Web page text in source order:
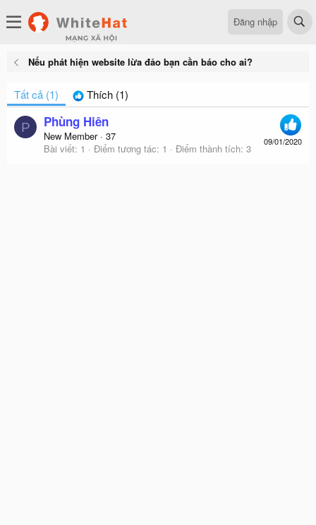
Đăng nhập
Nếu phát hiện website lừa đảo bạn cần báo cho ai?
Tất cả (1) Thích (1)
P
09/01/2020
Phùng Hiên
New Member · 37
Bài viết 1 Điểm tương tác 1 Điểm thành tích 3